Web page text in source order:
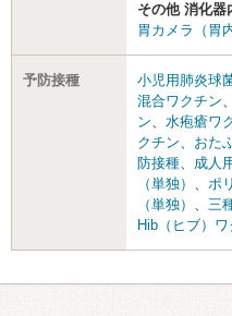
その他 消化器
胃カメラ（胃
予防接種 小児用肺炎球
混合ワクチン、
ン、 水疱瘡ワ
クチン、 おた
防接種、 成人
（単独） 、 ポ
（単独） 、 三
Hib（ヒブ）ワ